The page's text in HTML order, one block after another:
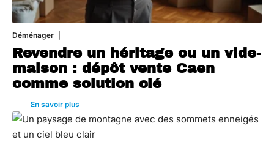
Déménager
Revendre un héritage ou un vide-
maison : dépôt vente Caen
comme solution clé
En savoir plus